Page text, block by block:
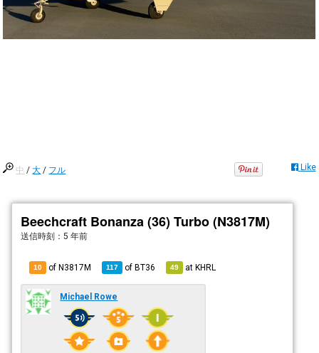
中 /大 / フル Like
Beechcraft Bonanza (36) Turbo (N3817M)
送信時刻：5 年前
10 of N3817M 117 ofBT36 49 atKHRL
Michael Rowe